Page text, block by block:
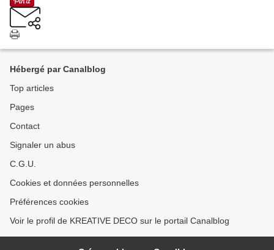
Hébergé par Canalblog
Top articles
Pages
Contact
Signaler un abus
C.G.U.
Cookies et données personnelles
Préférences cookies
Voir le profil de KREATIVE DECO sur le portail Canalblog